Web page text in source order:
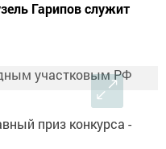
Гарипов служит
приз конкурса -